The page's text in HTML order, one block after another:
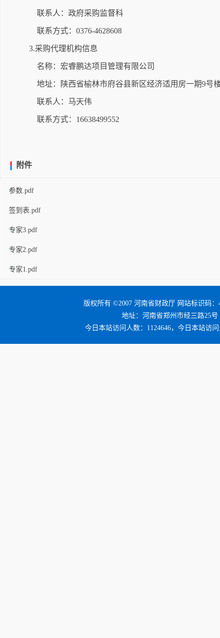
联系人：政府采购监督科
联系方式：0376-4628608
3.采购代理机构信息
名称：宏睿鹏达项目管理有限公司
地址：陕西省榆林市府谷县新区经济适用房一期9号
联系人：马天伟
联系方式：16638499552
附件
参数.pdf
签到表.pdf
专家3.pdf
专家2.pdf
专家1.pdf
版权所有 ©2007 河南省财政厅 网站标识码：
地址：河南省郑州市经三路25号
今日本站访问人数：1124646，今日本站访